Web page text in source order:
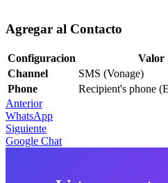
Agregar al Contacto
Configuracion
Valor
Channel
SMS (Vonage)
Phone
Recipient's phone
Anterior
WhatsApp
Siguiente
Google Chat